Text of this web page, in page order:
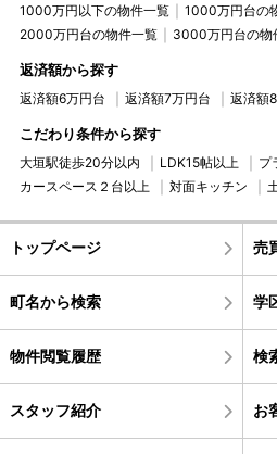
1000万円以下の物件一覧
1000万円台の
2000万円台の物件一覧
3000万円台の物
返済額から探す
返済額6万円台 返済額7万円台 返済額
こだわり条件から探す
大垣駅徒歩20分以内 LDK15帖以上
プ
カースペース２台以上
対面キッチン
トップページ 売
町名から検索 学
物件閲覧履歴 検
スタッフ紹介 お